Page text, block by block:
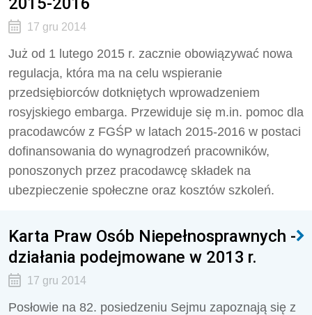
17 gru 2014
Już od 1 lutego 2015 r. zacznie obowiązywać nowa
regulacja, która ma na celu wspieranie
przedsiębiorców dotkniętych wprowadzeniem
rosyjskiego embarga. Przewiduje się m.in. pomoc dla
pracodawców z FGŚP w latach 2015-2016 w postaci
dofinansowania do wynagrodzeń pracowników,
ponoszonych przez pracodawcę składek na
ubezpieczenie społeczne oraz kosztów szkoleń.
Karta Praw Osób Niepełnosprawnych -
działania podejmowane w 2013 r.
17 gru 2014
Posłowie na 82. posiedzeniu Sejmu zapoznają się z